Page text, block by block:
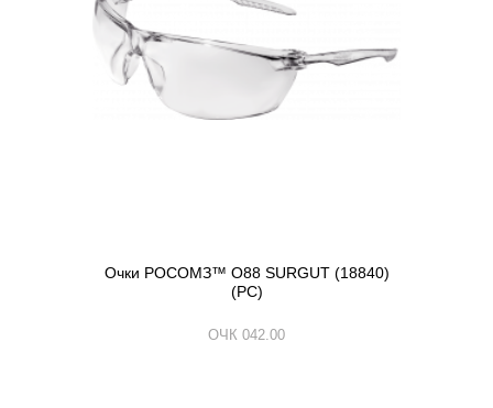
Очки РОСОМЗ™ О88 SURGUT (18840)
(РС)
ОЧК 042.00